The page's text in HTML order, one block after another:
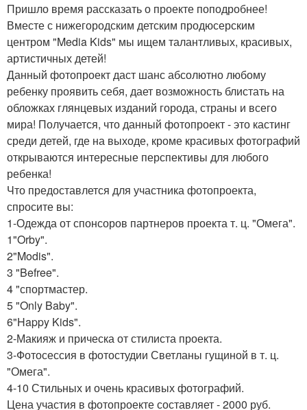
Пришло время рассказать о проекте поподробнее!
Вместе с нижегородским детским продюсерским
центром "Media Kids" мы ищем талантливых, красивых,
артистичных детей!
Данный фотопроект даст шанс абсолютно любому
ребенку проявить себя, дает возможность блистать на
обложках глянцевых изданий города, страны и всего
мира! Получается, что данный фотопроект - это кастинг
среди детей, где на выходе, кроме красивых фотографий
открываются интересные перспективы для любого
ребенка!
Что предоставлется для участника фотопроекта,
спросите вы:
1-Одежда от спонсоров партнеров проекта т. ц. "Омега".
1"Orby".
2"Modis".
3 "Befree".
4 "спортмастер.
5 "Only Baby".
6"Happy Kids".
2-Макияж и прическа от стилиста проекта.
3-Фотосессия в фотостудии Светланы гущиной в т. ц.
"Омега".
4-10 Стильных и очень красивых фотографий.
Цена участия в фотопроекте составляет - 2000 руб.